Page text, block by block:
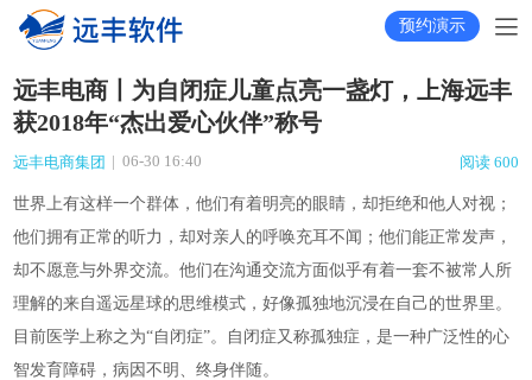
预约演示
远丰电商丨为自闭症儿童点亮一盏灯，上海远丰
获2018年“杰出爱心伙伴”称号
远丰电商集团 | 06-30 16:40 阅读 600
世界上有这样一个群体，他们有着明亮的眼睛，却拒绝和他人对视；
他们拥有正常的听力，却对亲人的呼唤充耳不闻；他们能正常发声，
却不愿意与外界交流。他们在沟通交流方面似乎有着一套不被常人所
理解的来自遥远星球的思维模式，好像孤独地沉浸在自己的世界里。
目前医学上称之为“自闭症”。自闭症又称孤独症，是一种广泛性的心
智发育障碍，病因不明、终身伴随。